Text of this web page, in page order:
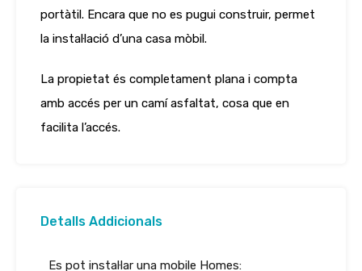
portàtil. Encara que no es pugui construir, permet
la instal·lació d’una casa mòbil.
La propietat és completament plana i compta
amb accés per un camí asfaltat, cosa que en
facilita l’accés.
Detalls Addicionals
Es pot instal·lar una mobile Homes: